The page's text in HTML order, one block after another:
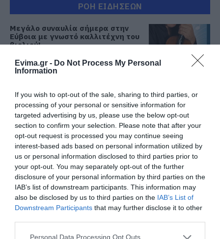
Evima.gr - Do Not Process My Personal
Information
If you wish to opt-out of the sale, sharing to third parties, or
processing of your personal or sensitive information for
targeted advertising by us, please use the below opt-out
section to confirm your selection. Please note that after your
opt-out request is processed you may continue seeing
interest-based ads based on personal information utilized by
us or personal information disclosed to third parties prior to
your opt-out. You may separately opt-out of the further
disclosure of your personal information by third parties on the
IAB’s list of downstream participants. This information may
also be disclosed by us to third parties on the IAB’s List of
Downstream Participants that may further disclose it to other
Please note that this website/app uses one or more Google
Personal Data Processing Opt Outs
ΡΟΗ ΕΙΔΗΣΕΩΝ
Μεγάλο συναυλία σήμερα στην
Εύβοια με γνωστό καλλιτέχνη του
βιολιού!
Εύβοια
09.08.2026 | 09:40
Σε αυτή την Ενορία του Οσίου
Ιωάννη του Ρώσσου λειτούργησε
χθες ο Μητροπολίτης Χαλκίδος
09.08.2026 | 09:20
Νότια Εύβοια: Μεγάλο Beach Party
σήμερα στη Γαλάζια Λίμνη! Εσύ θα
λείπεις;
Εορτολόγιο: Ποιοι γιορτάζουν